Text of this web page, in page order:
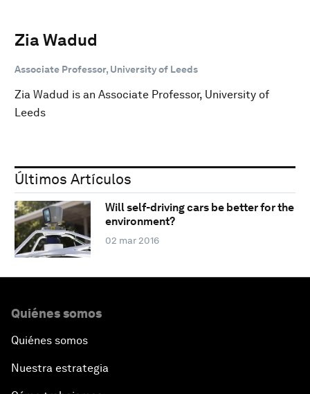
Zia Wadud
Associate Professor, University of Leeds
Zia Wadud is an Associate Professor, University of
Leeds
Últimos Artículos
Will self-driving cars be better for the
environment?
02 mar 2016
Quiénes somos
Quiénes somos
Nuestra estrategia